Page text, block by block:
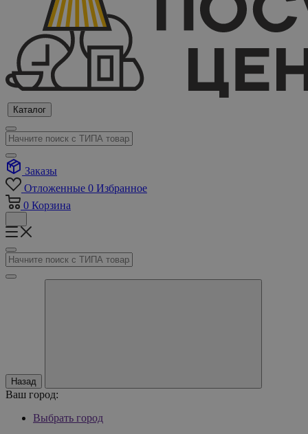
Каталог
Заказы
Отложенные 0 Избранное
0 Корзина
Назад
Ваш город:
Выбрать город